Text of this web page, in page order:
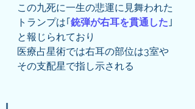
この九死に一生の悲運に見舞われた
トランプは｢銃弾が右耳を貫通した ｣
と報じられており
医療占星術では右耳の部位は3室や
その支配星で指し示される